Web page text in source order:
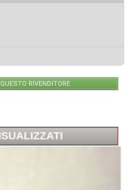
RIVENDITORE